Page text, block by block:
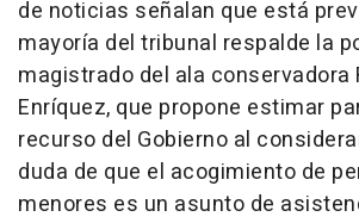
de noticias señalan que está
mayoría del tribunal respalde la
magistrado del ala conservadora
Enríquez, que propone estimar
recurso del Gobierno al
duda de que el acogimiento de
menores es un asunto de